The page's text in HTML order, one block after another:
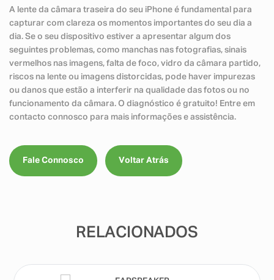
A lente da câmara traseira do seu iPhone é fundamental para
capturar com clareza os momentos importantes do seu dia a
dia. Se o seu dispositivo estiver a apresentar algum dos
seguintes problemas, como manchas nas fotografias, sinais
vermelhos nas imagens, falta de foco, vidro da câmara partido,
riscos na lente ou imagens distorcidas, pode haver impurezas
ou danos que estão a interferir na qualidade das fotos ou no
funcionamento da câmara. O diagnóstico é gratuito! Entre em
contacto connosco para mais informações e assistência.
Fale Connosco Voltar Atrás
RELACIONADOS